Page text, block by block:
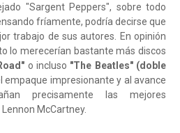
"Sargent Peppers", sobre todo
fríamente, podría decirse que
trabajo de sus autores. En opinión
lo merecerían bastante más discos
o incluso "The Beatles" (doble
empaque impresionante y al avance
precisamente las mejores
McCartney.